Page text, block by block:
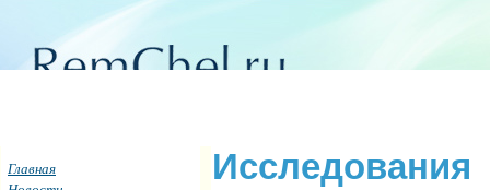
Исследования
Главная